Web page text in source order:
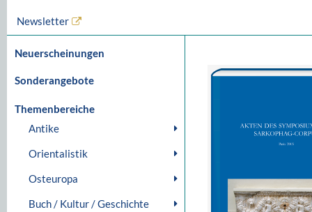
Newsletter
Neuerscheinungen
Sonderangebote
Themenbereiche
Antike
Orientalistik
Osteuropa
Buch / Kultur / Geschichte